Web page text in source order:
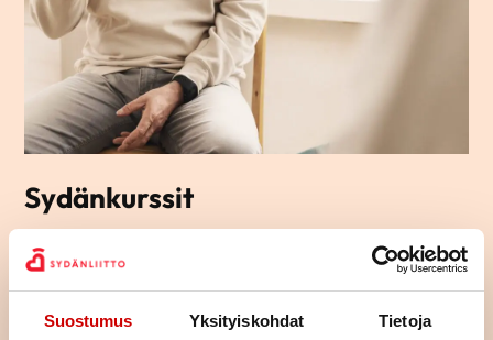
Suostumus Yksityiskohdat Tietoja
Sydänkurssit
Sydänkurssit sopivat sinulle, joka etsit apua, tietoa ja vinkkejä
arjen elämään sydänsairauden kanssa. Ryhmämuotoisilla
kursseillamme pääset tapaamaan toisia samassa
elämäntilanteessa olevia ja jakamaan kokemuksia yhdessä